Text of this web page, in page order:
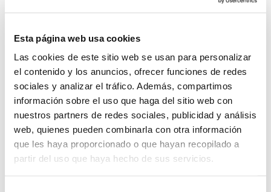
Esta página web usa cookies
Las cookies de este sitio web se usan para personalizar
el contenido y los anuncios, ofrecer funciones de redes
sociales y analizar el tráfico. Además, compartimos
información sobre el uso que haga del sitio web con
nuestros partners de redes sociales, publicidad y análisis
web, quienes pueden combinarla con otra información
que les haya proporcionado o que hayan recopilado a
partir del uso que haya hecho de sus servicios.
System Network, tu operadora de telefonía
virtual en España
que nos permitas estudiar tu caso particular.
Aunque si lo prefieres, puedes enviarnos un correo
electrónico a
virtual@networkes.com
o llamarnos al
900 800 806 .
Tenemos más de
15 años de experiencia en
instalación de sistemas de telefonía virtual.
Gracias a su rápida integración, permite gran
flexibilidad en el aprovisionamiento de servicios, así
como la creación virtual de centrales telefónicas
virtuales dimensionadas a las necesidades de cada
cliente.